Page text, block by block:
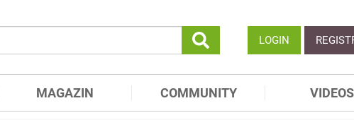
LOGIN
MAGAZIN COMMUNITY VIDEOS